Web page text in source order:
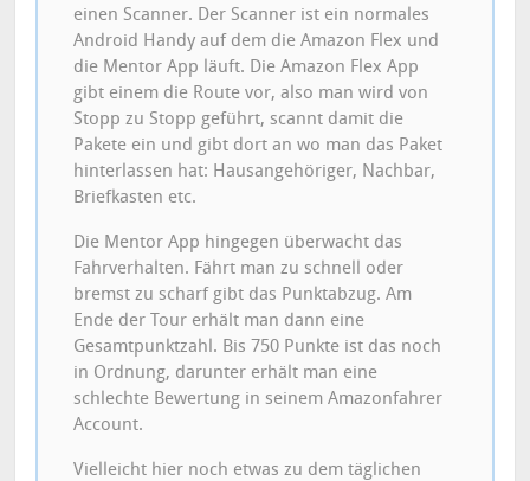
einen Scanner. Der Scanner ist ein normales
Android Handy auf dem die Amazon Flex und
die Mentor App läuft. Die Amazon Flex App
gibt einem die Route vor, also man wird von
Stopp zu Stopp geführt, scannt damit die
Pakete ein und gibt dort an wo man das Paket
hinterlassen hat: Hausangehöriger, Nachbar,
Briefkasten etc.
Die Mentor App hingegen überwacht das
Fahrverhalten. Fährt man zu schnell oder
bremst zu scharf gibt das Punktabzug. Am
Ende der Tour erhält man dann eine
Gesamtpunktzahl. Bis 750 Punkte ist das noch
in Ordnung, darunter erhält man eine
schlechte Bewertung in seinem Amazonfahrer
Account.
Vielleicht hier noch etwas zu dem täglichen